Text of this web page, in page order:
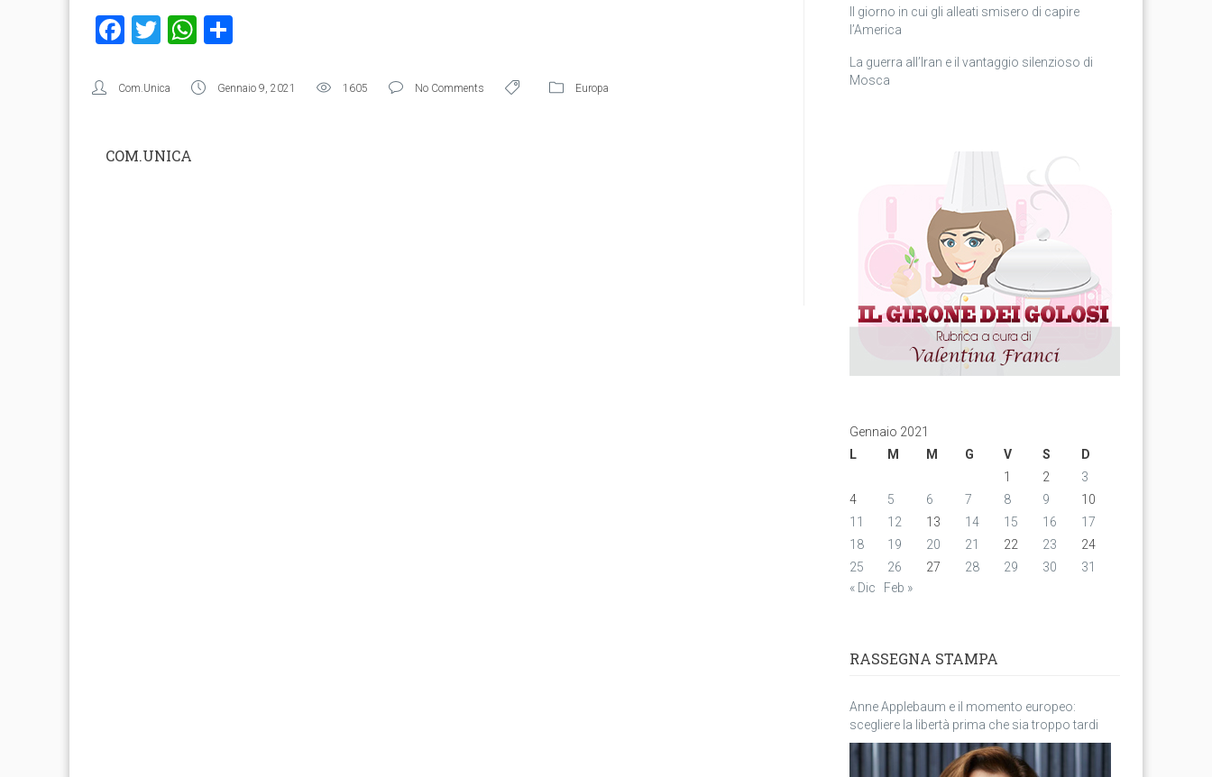
Facebook
TwitterWhatsApp
Com.Unica Gennaio 9, 2021 1605 No Comments Europa
COM.UNICA
Il giorno in cui gli alleati smisero di capire
l’America
La guerra all’Iran e il vantaggio silenzioso di
Mosca
Gennaio 2021
L
M M G V S
D
1
2
3
4
5 6 7 8 9
10
11
12 13 14 15 16
17
18
19 20 21 22 23
24
25
26 27 28 29 30
31
« Dic
Feb »
RASSEGNA STAMPA
Anne Applebaum e il momento europeo:
scegliere la libertà prima che sia troppo tardi